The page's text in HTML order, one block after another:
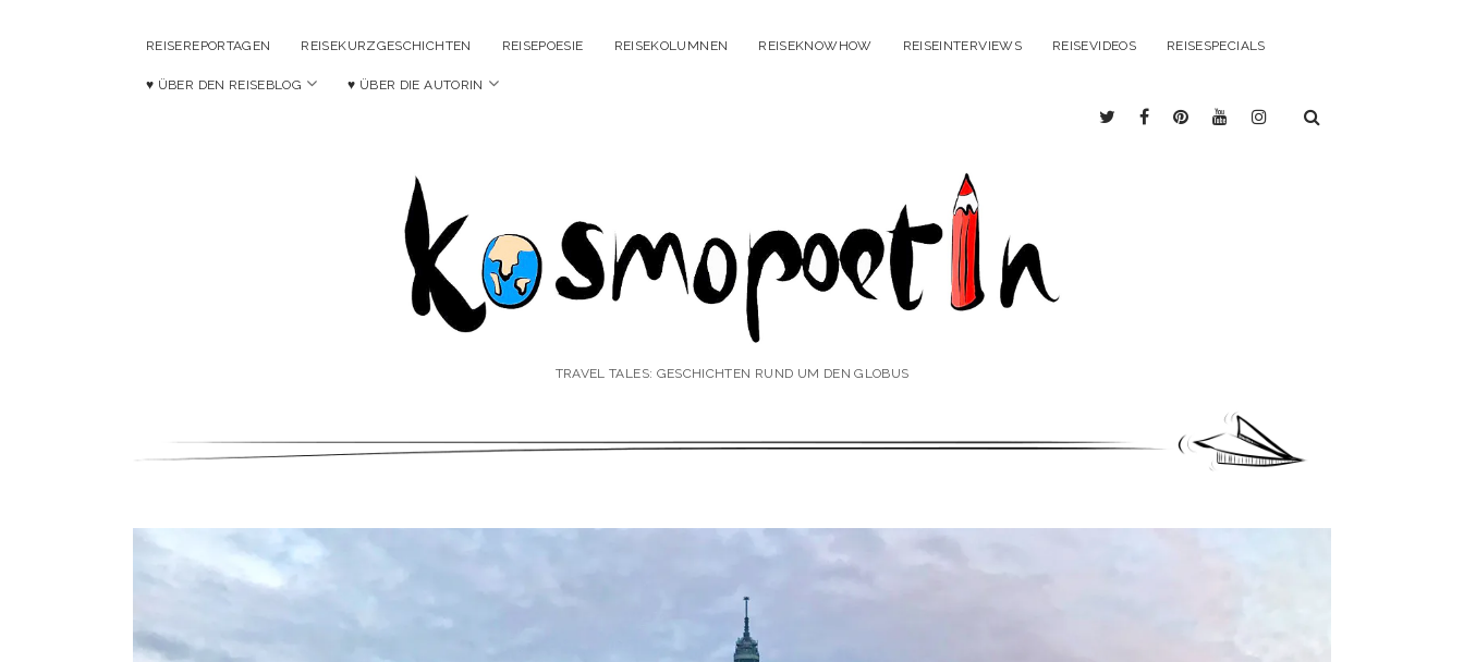
REISEREPORTAGEN REISEKURZGESCHICHTEN REISEPOESIE REISEKOLUMNEN REISEKNOWHOW REISEINTERVIEWS REISEVIDEOS REISESPECIALS
♥ ÜBER DEN REISEBLOG Menü♥ ÜBER DIE AUTORIN Menü
twitterfacebook
pinterestyoutubeinstagram
Kosmopoetin
TRAVEL TALES: GESCHICHTEN RUND UM DEN GLOBUS